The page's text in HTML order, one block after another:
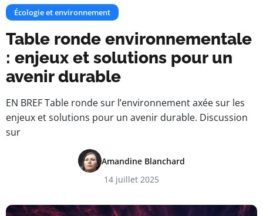
Écologie et environnement
Table ronde environnementale
: enjeux et solutions pour un
avenir durable
EN BREF Table ronde sur l’environnement axée sur les
enjeux et solutions pour un avenir durable. Discussion
sur
Amandine Blanchard
14 juillet 2025